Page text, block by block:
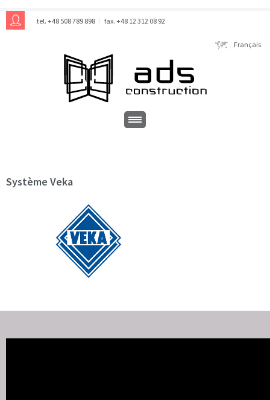
tel. +48 508 789 898 fax. +48 12 312 08 92
Français
Système Veka